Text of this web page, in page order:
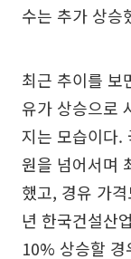
수는 추가 상승
최근 추이를 보
유가 상승으로
지는 모습이다.
원을 넘어서며
했고, 경유 가
년 한국건설산
10% 상승할 경